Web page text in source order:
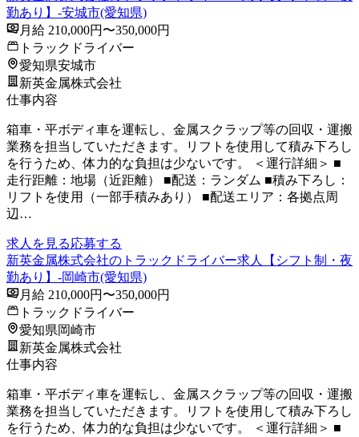
勤あり】-安城市(愛知県)
月給 210,000円〜350,000円
トラックドライバー
愛知県安城市
新英金属株式会社
仕事内容
箱車・平ボディ車を運転し、金属スクラップ等の回収・運搬
業務を担当していただきます。リフトを使用して積み下ろし
を行うため、体力的な負担は少ないです。 ＜運行詳細＞ ■
走行距離：地場（近距離） ■配送：ランダム ■積み下ろし：
リフトを使用（一部手積みあり） ■配送エリア：各拠点周
辺…
求人を見る応募する
新英金属株式会社のトラックドライバー求人【シフト制・夜
勤あり】-岡崎市(愛知県)
月給 210,000円〜350,000円
トラックドライバー
愛知県岡崎市
新英金属株式会社
仕事内容
箱車・平ボディ車を運転し、金属スクラップ等の回収・運搬
業務を担当していただきます。リフトを使用して積み下ろし
を行うため、体力的な負担は少ないです。 ＜運行詳細＞ ■